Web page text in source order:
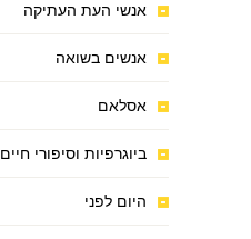
אנשי העת העתיקה
אנשים בשואה
אסלאם
ביוגרפיות וסיפורי חיים
היום לפני